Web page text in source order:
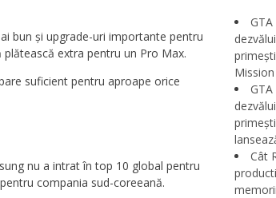
bun și upgrade-uri importante pentru
extra pentru un Pro Max.
suficient pentru aproape orice
nu a intrat în top 10 global pentru
compania sud-coreeană.
Cât